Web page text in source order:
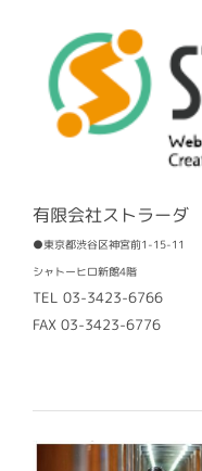
有限会社ストラーダ
●東京都渋谷区神宮前1-15-11
シャトーヒロ新館4階
TEL 03-3423-6766
FAX 03-3423-6776